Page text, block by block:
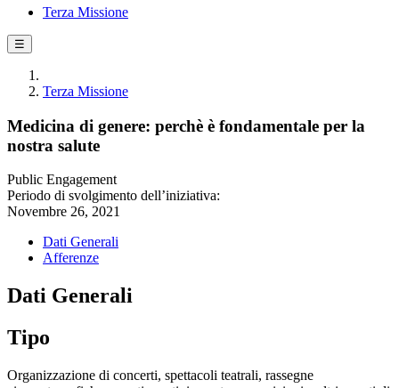
Terza Missione
☰
Terza Missione
Medicina di genere: perchè è fondamentale per la
nostra salute
Public Engagement
Periodo di svolgimento dell’iniziativa:
Novembre 26, 2021
Dati Generali
Afferenze
Dati Generali
Tipo
Organizzazione di concerti, spettacoli teatrali, rassegne